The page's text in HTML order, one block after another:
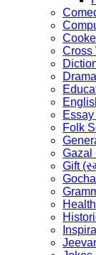
Cross
Folk
Gift